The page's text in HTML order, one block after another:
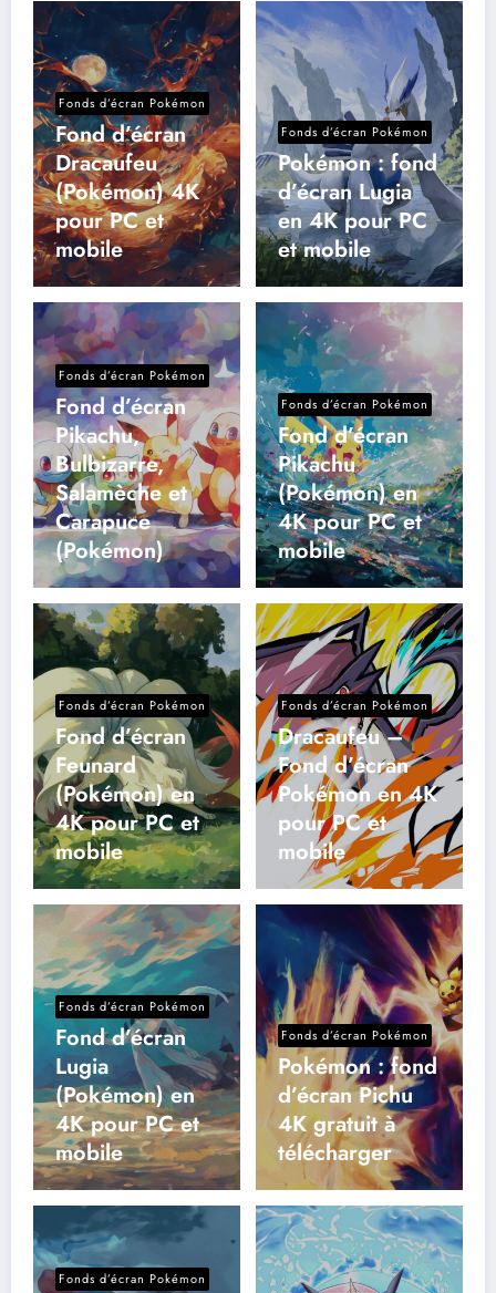
Fonds d’écran Pokémon
Fond d’écran
Dracaufeu
(Pokémon) 4K
pour PC et
mobile
Fonds d’écran Pokémon
Pokémon : fond
d’écran Lugia
en 4K pour PC
et mobile
Fonds d’écran Pokémon
Fond d’écran
Pikachu,
Bulbizarre,
Salamèche et
Carapuce
(Pokémon)
Fonds d’écran Pokémon
Fond d’écran
Pikachu
(Pokémon) en
4K pour PC et
mobile
Fonds d’écran Pokémon
Fond d’écran
Feunard
(Pokémon) en
4K pour PC et
mobile
Fonds d’écran Pokémon
Dracaufeu –
Fond d’écran
Pokémon en 4K
pour PC et
mobile
Fonds d’écran Pokémon
Fond d’écran
Lugia
(Pokémon) en
4K pour PC et
mobile
Fonds d’écran Pokémon
Pokémon : fond
d’écran Pichu
4K gratuit à
télécharger
Fonds d’écran Pokémon